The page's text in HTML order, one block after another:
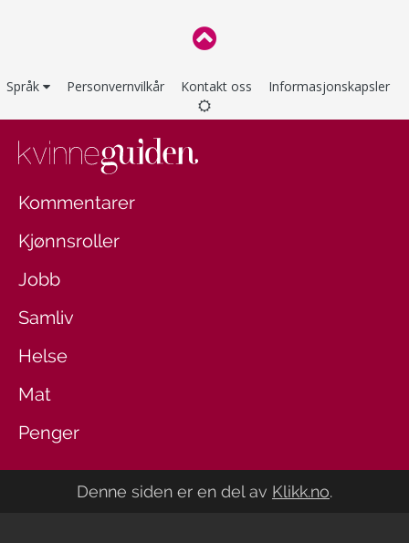
Språk Personvernvilkår Kontakt oss Informasjonskapsler
Kommentarer
Kjønnsroller
Jobb
Samliv
Helse
Mat
Penger
Denne siden er en del av Klikk.no.